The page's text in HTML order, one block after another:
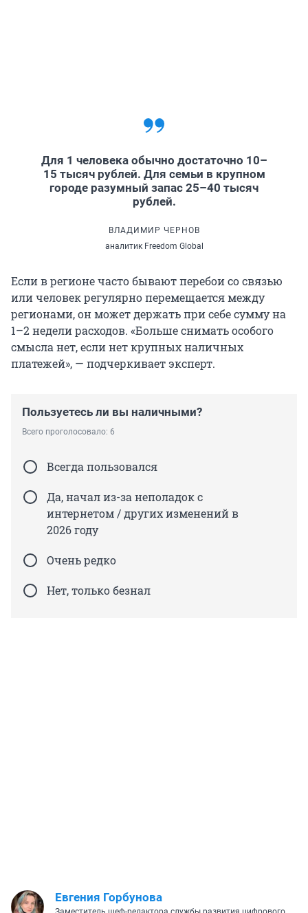
Для 1 человека обычно достаточно 10–
15 тысяч рублей. Для семьи в крупном
городе разумный запас 25–40 тысяч
рублей.
ВЛАДИМИР ЧЕРНОВ
аналитик Freedom Global
Если в регионе часто бывают перебои со связью
или человек регулярно перемещается между
регионами, он может держать при себе сумму на
1–2 недели расходов. «Больше снимать особого
смысла нет, если нет крупных наличных
платежей», — подчеркивает эксперт.
Пользуетесь ли вы наличными?
Всего проголосовало: 6
Всегда пользовался
Да, начал из-за неполадок с
интернетом / других изменений в
2026 году
Очень редко
Нет, только безнал
Евгения Горбунова